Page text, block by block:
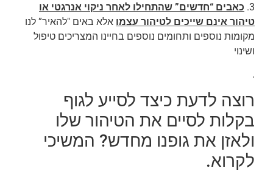
3. כאבים “חדשים” שהתחילו לאחר ניקוי אנרגטי או
טיהור אינם שייכים לטיהור עצמו אלא באים "להאיר” לנו
מקומות נוספים ותחומים נוספים בחיינו המצריכים טיפול
ושינוי
.
רוצה לדעת כיצד לסייע לגוף
בקלות לסיים את הטיהור שלו
ולאזן את גופנו מחדש? המשיכי
לקרוא.